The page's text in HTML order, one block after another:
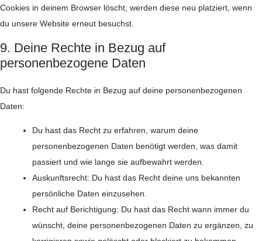
Cookies in deinem Browser löscht, werden diese neu platziert, wenn
du unsere Website erneut besuchst.
9. Deine Rechte in Bezug auf
personenbezogene Daten
Du hast folgende Rechte in Bezug auf deine personenbezogenen
Daten:
Du hast das Recht zu erfahren, warum deine
personenbezogenen Daten benötigt werden, was damit
passiert und wie lange sie aufbewahrt werden.
Auskunftsrecht: Du hast das Recht deine uns bekannten
persönliche Daten einzusehen.
Recht auf Berichtigung: Du hast das Recht wann immer du
wünscht, deine personenbezogenen Daten zu ergänzen, zu